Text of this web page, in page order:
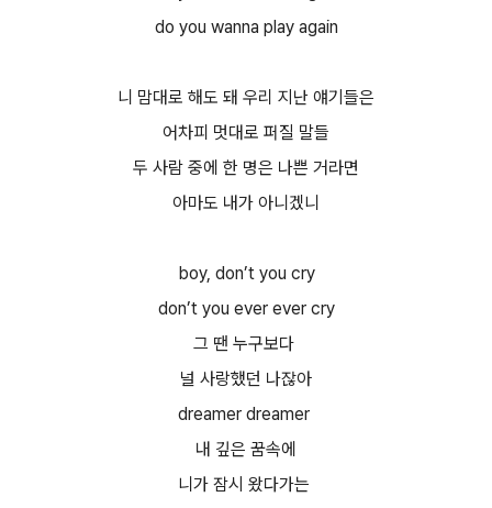
do you wanna play again
니 맘대로 해도 돼 우리 지난 얘기들은
어차피 멋대로 퍼질 말들
두 사람 중에 한 명은 나쁜 거라면
아마도 내가 아니겠니
boy, don’t you cry
don’t you ever ever cry
그 땐 누구보다
널 사랑했던 나잖아
dreamer dreamer
내 깊은 꿈속에
니가 잠시 왔다가는